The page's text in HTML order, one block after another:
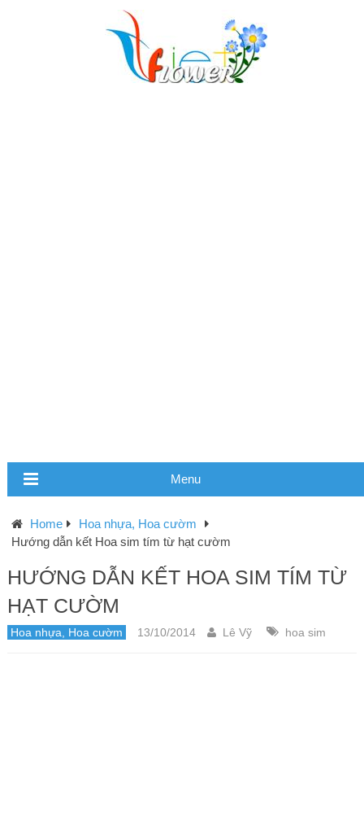
Menu
Home
Hoa nhựa, Hoa cườm
Hướng dẫn kết Hoa sim tím từ hạt cườm
HƯỚNG DẪN KẾT HOA SIM TÍM TỪ
HẠT CƯỜM
Hoa nhựa, Hoa cườm 13/10/2014 Lê Vỹ hoa sim